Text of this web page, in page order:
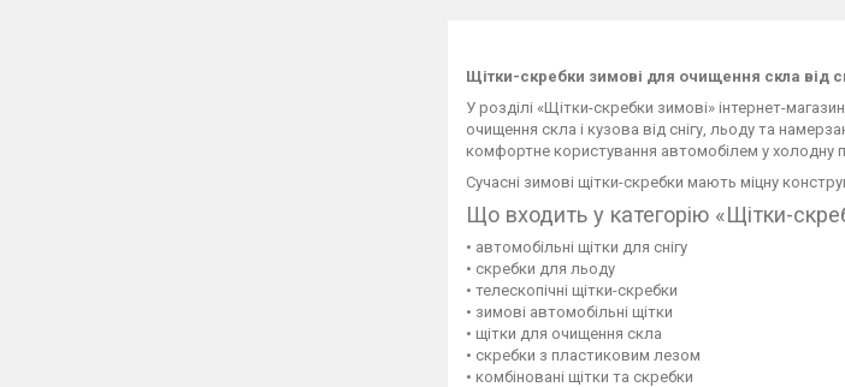
Щітки-скребки зимові для очищення скла від
У розділі «Щітки-скребки зимові» інтернет-
очищення скла і кузова від снігу, льоду та
комфортне користування автомобілем у холодну
Сучасні зимові щітки-скребки мають міцну
Що входить у категорію «Щітки-
• автомобільні щітки для снігу
• скребки для льоду
• телескопічні щітки-скребки
• зимові автомобільні щітки
• щітки для очищення скла
• скребки з пластиковим лезом
• комбіновані щітки та скребки